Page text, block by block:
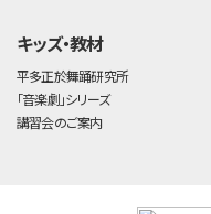
キッズ・教材
平多正於舞踊研究所
「音楽劇」シリーズ
講習会のご案内